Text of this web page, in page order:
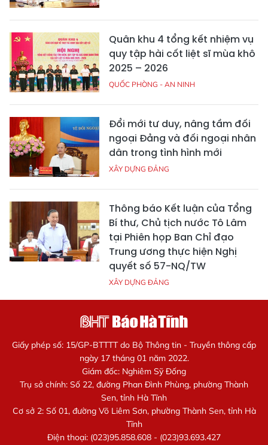
Quân khu 4 tổng kết nhiệm vụ
quy tập hài cốt liệt sĩ mùa khô
2025 – 2026
QUỐC PHÒNG - AN NINH
Đổi mới tư duy, nâng tầm đối
ngoại Đảng và đối ngoại nhân
dân trong tình hình mới
XÂY DỰNG ĐẢNG
Thông báo Kết luận của Tổng
Bí thư, Chủ tịch nước Tô Lâm
tại Phiên họp Ban Chỉ đạo
Trung ương thực hiện Nghị
quyết số 57-NQ/TW
XÂY DỰNG ĐẢNG
Giấy phép số: 15/GP-BTTTT do Bộ Thông tin - Truyền thông cấp
ngày 17 tháng 01 năm 2022.
Giám đốc: Nghiêm Sỹ Đống
Trụ sở chính: Số 22, đường Phan Đình Phùng, phường Thành
Sen, tỉnh Hà Tĩnh
Cơ sở 2: Số 01, đường Võ Liêm Sơn, phường Thành Sen, tỉnh Hà
Tĩnh
Điện thoại: (023)95.858.608 - (023)93.693.427